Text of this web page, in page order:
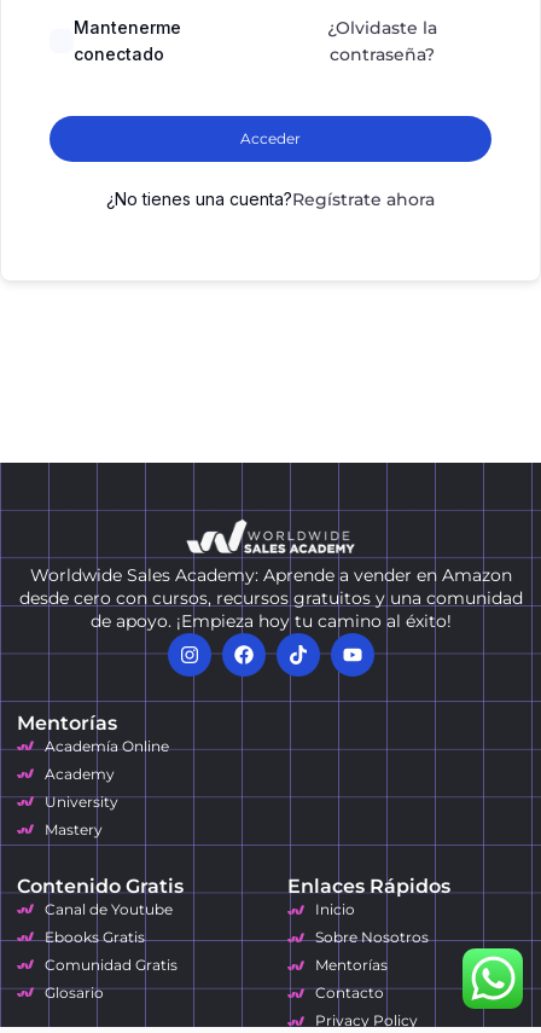
Mantenerme
conectado
¿Olvidaste la
contraseña?
Acceder
¿No tienes una cuenta?Regístrate ahora
Worldwide Sales Academy: Aprende a vender en Amazon
desde cero con cursos, recursos gratuitos y una comunidad
de apoyo. ¡Empieza hoy tu camino al éxito!
Mentorías
Academía Online
Academy
University
Mastery
Contenido Gratis
Canal de Youtube
Ebooks Gratis
Comunidad Gratis
Glosario
Enlaces Rápidos
Inicio
Sobre Nosotros
Mentorías
Contacto
Privacy Policy